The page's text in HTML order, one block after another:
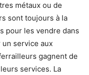
métaux ou de
sont toujours à la
pour les vendre dans
service aux
gagnent de
services. La